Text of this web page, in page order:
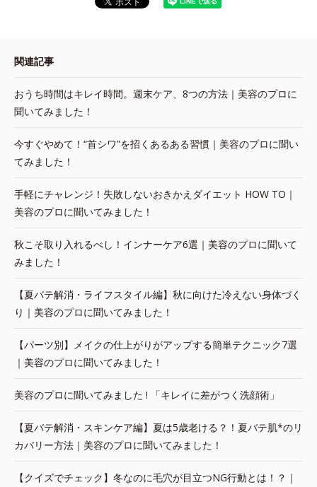
関連記事
おうち時間はキレイ時間。週末ケア、8つの方法｜美容のプロに
聞いてみました！
今すぐやめて！“首シワ”を招くあるある習慣｜美容のプロに聞い
てみました！
手軽にチャレンジ！失敗しないおきかえダイエット HOW TO｜
美容のプロに聞いてみました！
秋こそ取り入れるべし！インナーケア6選｜美容のプロに聞いて
みました！
【夏バテ解消・ライフスタイル編】秋に向けた冷えない身体づく
り｜美容のプロに聞いてみました！
【パーツ別】メイクの仕上がりがアップする簡単テクニック7選
｜美容のプロに聞いてみました！
美容のプロに聞いてみました ! 「キレイに差がつく洗顔術」
【夏バテ解消・スキンケア編】夏は5歳老ける？！夏バテ肌*のリ
カバリー方法｜美容のプロに聞いてみました！
【クイズでチェック】冬なのに毛穴が目立つNG行動とは！？｜